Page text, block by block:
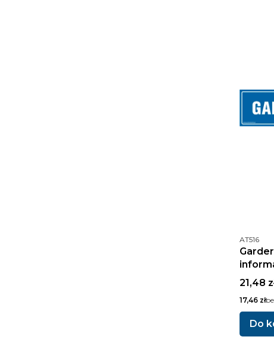
Kod
AT516
Cena
21,48
Cena
17,46 zł
Do